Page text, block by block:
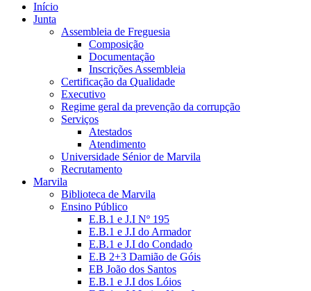
Início
Junta
Assembleia de Freguesia
Composição
Documentação
Inscrições Assembleia
Certificação da Qualidade
Executivo
Regime geral da prevenção da corrupção
Serviços
Atestados
Atendimento
Universidade Sénior de Marvila
Recrutamento
Marvila
Biblioteca de Marvila
Ensino Público
E.B.1 e J.I Nº 195
E.B.1 e J.I do Armador
E.B.1 e J.I do Condado
E.B 2+3 Damião de Góis
EB João dos Santos
E.B.1 e J.I dos Lóios